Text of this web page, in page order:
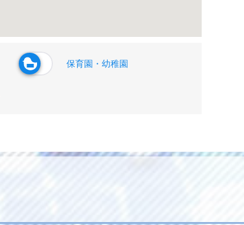
保育園・幼稚園